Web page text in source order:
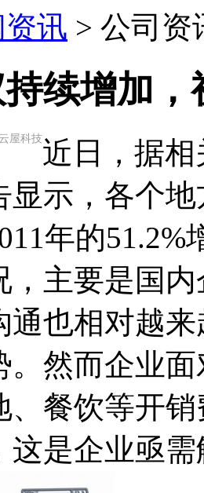
讯 > 公司资
续增加
屋科技近日，据
显示，各个
年的51.2%
，主要是国
通也相对越
。然而企业
、餐饮等开
这是企业亟